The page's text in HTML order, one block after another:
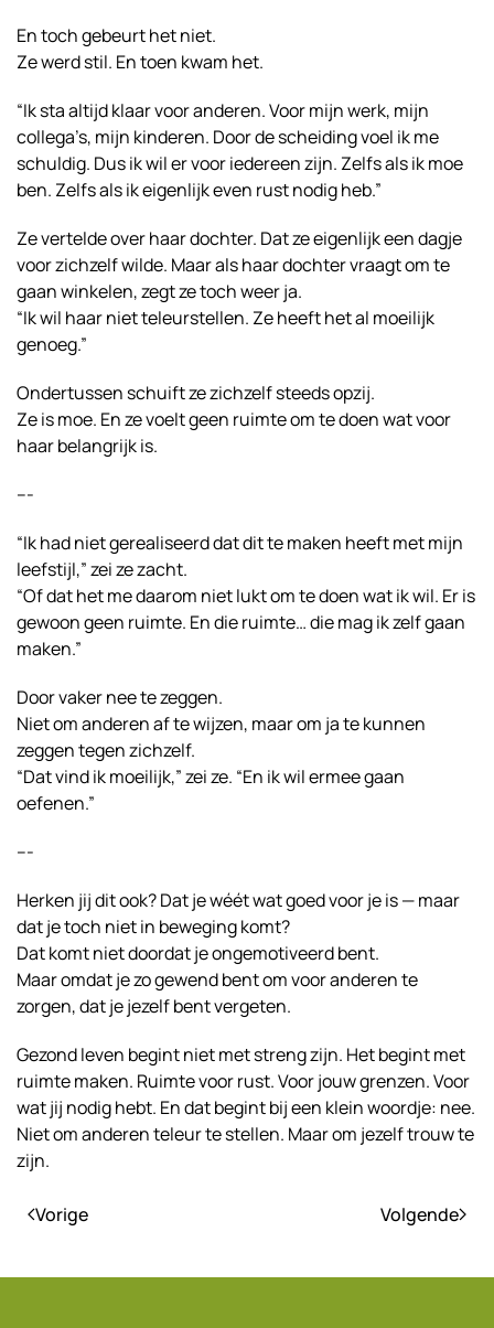
En toch gebeurt het niet.
Ze werd stil. En toen kwam het.
“Ik sta altijd klaar voor anderen. Voor mijn werk, mijn
collega’s, mijn kinderen. Door de scheiding voel ik me
schuldig. Dus ik wil er voor iedereen zijn. Zelfs als ik moe
ben. Zelfs als ik eigenlijk even rust nodig heb.”
Ze vertelde over haar dochter. Dat ze eigenlijk een dagje
voor zichzelf wilde. Maar als haar dochter vraagt om te
gaan winkelen, zegt ze toch weer ja.
“Ik wil haar niet teleurstellen. Ze heeft het al moeilijk
genoeg.”
Ondertussen schuift ze zichzelf steeds opzij.
Ze is moe. En ze voelt geen ruimte om te doen wat voor
haar belangrijk is.
---
“Ik had niet gerealiseerd dat dit te maken heeft met mijn
leefstijl,” zei ze zacht.
“Of dat het me daarom niet lukt om te doen wat ik wil. Er is
gewoon geen ruimte. En die ruimte… die mag ik zelf gaan
maken.”
Door vaker nee te zeggen.
Niet om anderen af te wijzen, maar om ja te kunnen
zeggen tegen zichzelf.
“Dat vind ik moeilijk,” zei ze. “En ik wil ermee gaan
oefenen.”
---
Herken jij dit ook? Dat je wéét wat goed voor je is — maar
dat je toch niet in beweging komt?
Dat komt niet doordat je ongemotiveerd bent.
Maar omdat je zo gewend bent om voor anderen te
zorgen, dat je jezelf bent vergeten.
Gezond leven begint niet met streng zijn. Het begint met
ruimte maken. Ruimte voor rust. Voor jouw grenzen. Voor
wat jij nodig hebt. En dat begint bij een klein woordje: nee.
Niet om anderen teleur te stellen. Maar om jezelf trouw te
zijn.
Vorige Volgende